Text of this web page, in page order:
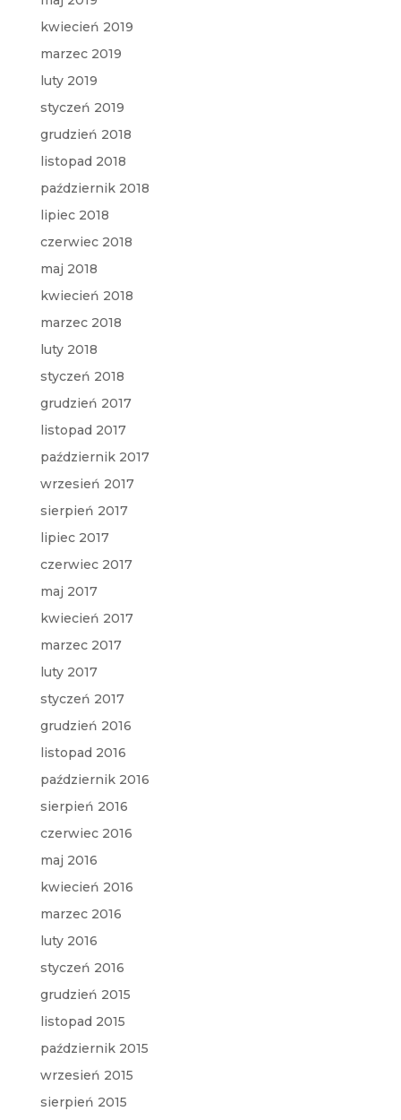
kwiecień 2019
marzec 2019
luty 2019
styczeń 2019
grudzień 2018
listopad 2018
październik 2018
lipiec 2018
czerwiec 2018
maj 2018
kwiecień 2018
marzec 2018
luty 2018
styczeń 2018
grudzień 2017
listopad 2017
październik 2017
wrzesień 2017
sierpień 2017
lipiec 2017
czerwiec 2017
maj 2017
kwiecień 2017
marzec 2017
luty 2017
styczeń 2017
grudzień 2016
listopad 2016
październik 2016
sierpień 2016
czerwiec 2016
maj 2016
kwiecień 2016
marzec 2016
luty 2016
styczeń 2016
grudzień 2015
listopad 2015
październik 2015
wrzesień 2015
sierpień 2015